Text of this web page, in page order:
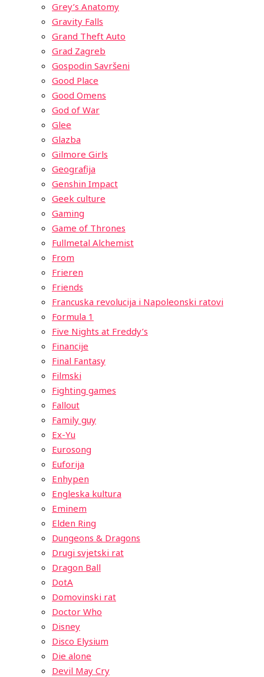
Grey’s Anatomy
Gravity Falls
Grand Theft Auto
Grad Zagreb
Gospodin Savršeni
Good Place
Good Omens
God of War
Glee
Glazba
Gilmore Girls
Geografija
Genshin Impact
Geek culture
Gaming
Game of Thrones
Fullmetal Alchemist
From
Frieren
Friends
Francuska revolucija i Napoleonski ratovi
Formula 1
Five Nights at Freddy’s
Financije
Final Fantasy
Filmski
Fighting games
Fallout
Family guy
Ex-Yu
Eurosong
Euforija
Enhypen
Engleska kultura
Eminem
Elden Ring
Dungeons & Dragons
Drugi svjetski rat
Dragon Ball
DotA
Domovinski rat
Doctor Who
Disney
Disco Elysium
Die alone
Devil May Cry